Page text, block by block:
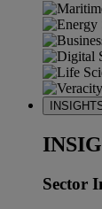
Sector